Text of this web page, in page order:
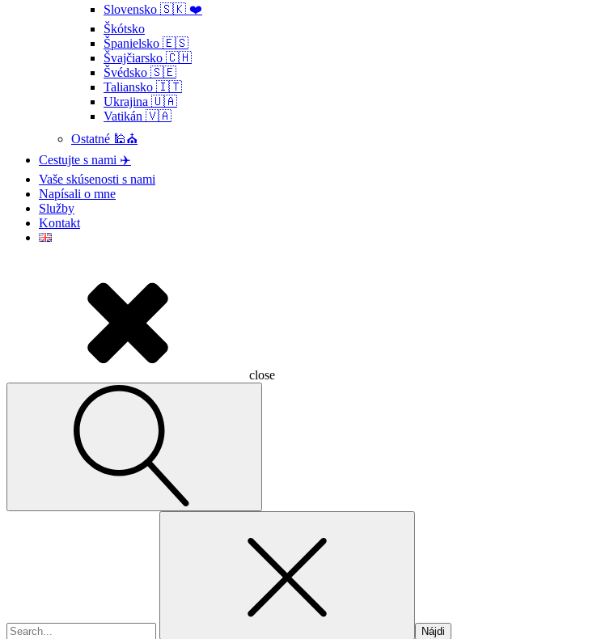
Slovensko 🇸🇰 ❤️
Škótsko
Španielsko 🇪🇸
Švajčiarsko 🇨🇭
Švédsko 🇸🇪
Taliansko 🇮🇹
Ukrajina 🇺🇦
Vatikán 🇻🇦
Ostatné 🕌⛪
Cestujte s nami ✈️
Vaše skúsenosti s nami
Napísali o mne
Služby
Kontakt
close